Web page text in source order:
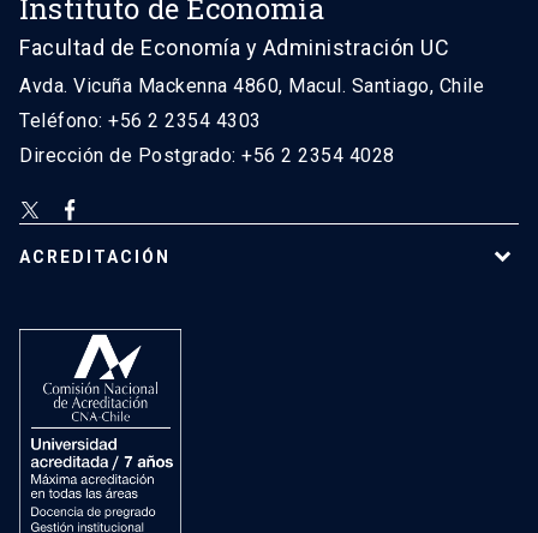
Instituto de Economía
Facultad de Economía y Administración UC
Avda. Vicuña Mackenna 4860, Macul. Santiago, Chile
Teléfono: +56 2 2354 4303
Dirección de Postgrado: +56 2 2354 4028
ACREDITACIÓN